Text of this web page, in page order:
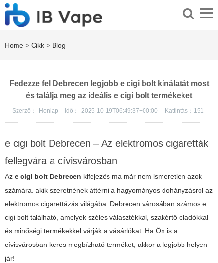
Home > Cikk > Blog
Fedezze fel Debrecen legjobb e cigi bolt kínálatát most
és találja meg az ideális e cigi bolt termékeket
Szerző： Honlap Idő： 2025-10-19T06:49:37+00:00 Kattintás： 151
e cigi bolt Debrecen – Az elektromos cigaretták
fellegvára a cívisvárosban
Az e cigi bolt Debrecen kifejezés ma már nem ismeretlen azok
számára, akik szeretnének áttérni a hagyományos dohányzásról az
elektromos cigarettázás világába. Debrecen városában számos e
cigi bolt található, amelyek széles választékkal, szakértő eladókkal
és minőségi termékekkel várják a vásárlókat. Ha Ön is a
cívisvárosban keres megbízható terméket, akkor a legjobb helyen
jár!